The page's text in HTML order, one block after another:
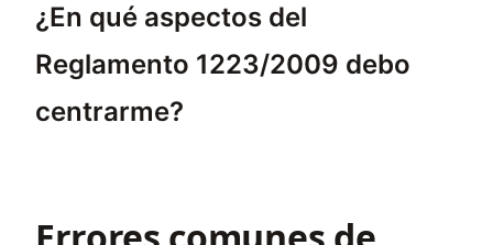
¿En qué aspectos del
Reglamento 1223/2009 debo
centrarme?